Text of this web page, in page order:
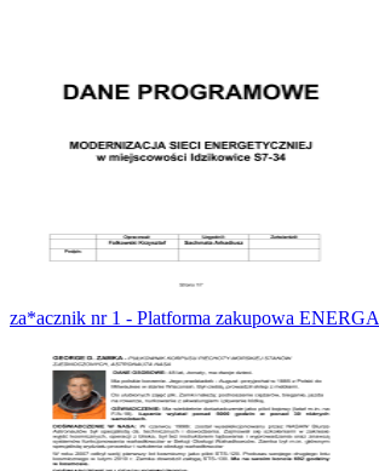
za*acznik nr 1 - Platforma zakupowa ENERGA